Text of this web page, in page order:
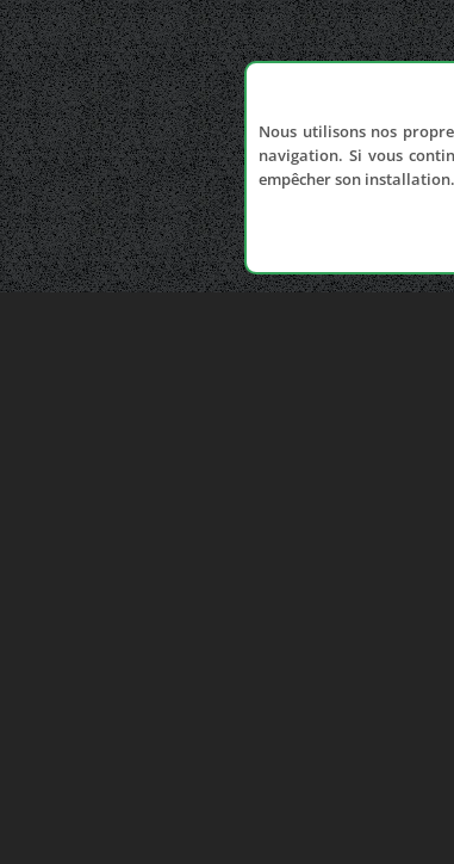
Nous utilisons nos
navigation. Si vous
empêcher son installation.